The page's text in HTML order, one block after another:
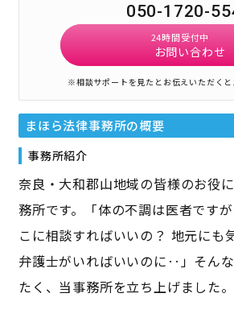
050-1720-
24時間受付中
お問い合わせ
※相談サポートを見たとお伝えいただくと
まほら法律事務所の概要
事務所紹介
奈良・大和郡山地域の皆様のお役
務所です。「体の不調は医者です
こに相談すればいいの？ 地元にも
弁護士がいればいいのに‥」そん
たく、当事務所を立ち上げました。